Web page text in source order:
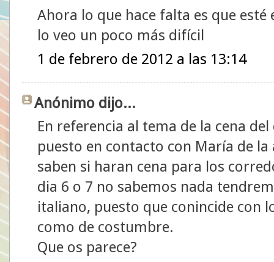
Ahora lo que hace falta es que
lo veo un poco más difícil
1 de febrero de 2012 a las 13:14
Anónimo dijo...
En referencia al tema de la cena
puesto en contacto con María de
saben si haran cena para los
dia 6 o 7 no sabemos nada
italiano, puesto que conincide con
como de costumbre.
Que os parece?